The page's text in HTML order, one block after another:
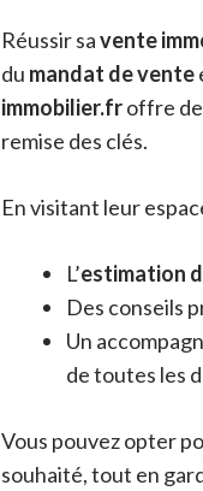
Réussir savente
du mandat de vente
immobilier.froffre
remise des clés.
En visitant leur
L’estimation
Des conseils
Un
de toutes les
Vous pouvez opter
souhaité, tout en